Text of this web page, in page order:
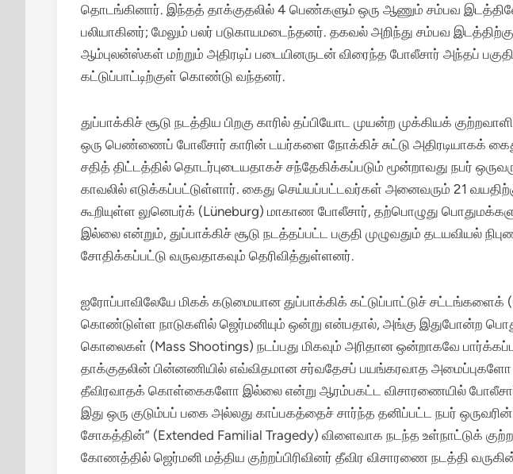
தொடங்கினார். இந்தத் தாக்குதலில் 4 பெண்களும் ஒரு ஆணும் சம்பவ
பலியாகினர்; மேலும் பலர் படுகாயமடைந்தனர். தகவல் அறிந்து சம்பவ
ஆம்புலன்ஸ்கள் மற்றும் அதிரடிப் படையினருடன் விரைந்த போலீசார் அந்தப்
கட்டுப்பாட்டிற்குள் கொண்டு வந்தனர்.
துப்பாக்கிச் சூடு நடத்திய பிறகு காரில் தப்பியோட முயன்ற முக்கியக்
ஒரு பெண்ணைப் போலீசார் காரின் டயர்களை நோக்கிச் சுட்டு அதிரடியாகக்
சதித் திட்டத்தில் தொடர்புடையதாகச் சந்தேகிக்கப்படும் மூன்றாவது நபர்
காவலில் எடுக்கப்பட்டுள்ளார். கைது செய்யப்பட்டவர்கள் அனைவரும் 21
கூறியுள்ள லுனெபர்க் (Lüneburg) மாகாண போலீசார், தற்பொழுது
இல்லை என்றும், துப்பாக்கிச் சூடு நடத்தப்பட்ட பகுதி முழுவதும் தடயவியல்
சோதிக்கப்பட்டு வருவதாகவும் தெரிவித்துள்ளனர்.
ஐரோப்பாவிலேயே மிகக் கடுமையான துப்பாக்கிக் கட்டுப்பாட்டுச் சட்டங்களைக்
கொண்டுள்ள நாடுகளில் ஜெர்மனியும் ஒன்று என்பதால், அங்கு இதுபோன்ற
கொலைகள் (Mass Shootings) நடப்பது மிகவும் அரிதான ஒன்றாகவே
தாக்குதலின் பின்னணியில் எவ்விதமான சர்வதேசப் பயங்கரவாத அமைப்புகளோ
தீவிரவாதக் கொள்கைகளோ இல்லை என்று ஆரம்பகட்ட விசாரணையில் போலீசார்
இது ஒரு குடும்பப் பகை அல்லது காப்பகத்தைச் சார்ந்த தனிப்பட்ட நபர் ஒருவரின்
சோகத்தின்” (Extended Familial Tragedy) விளைவாக நடந்த உள்நாட்டுக்
கோணத்தில் ஜெர்மனி மத்திய குற்றப்பிரிவினர் தீவிர விசாரணை நடத்தி